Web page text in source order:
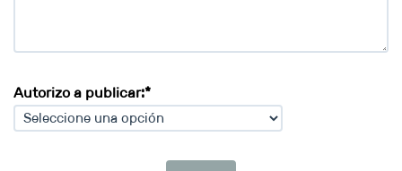
Autorizo a publicar:*